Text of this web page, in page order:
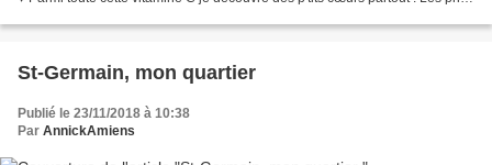
St-Germain, mon quartier
Publié le 23/11/2018 à 10:38
Par AnnickAmiens